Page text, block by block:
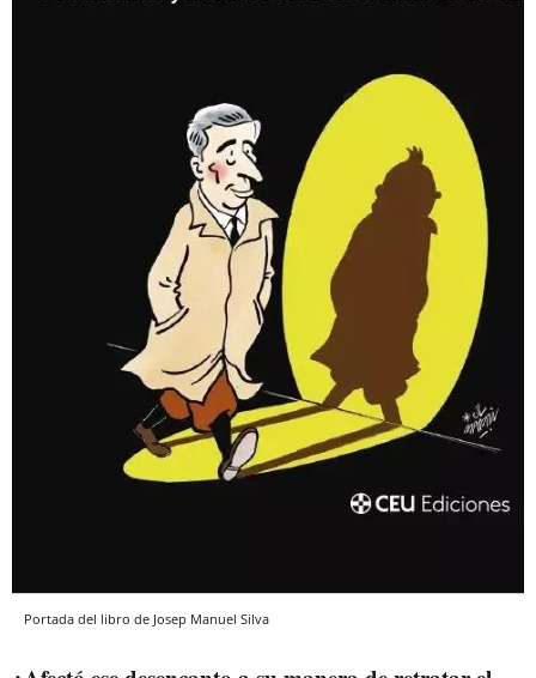
Portada del libro de Josep Manuel Silva